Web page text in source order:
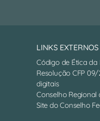
LINKS EXTERNOS
Código de Ética da
Resolução CFP
digitais
Conselho Regional
Site do Conselho